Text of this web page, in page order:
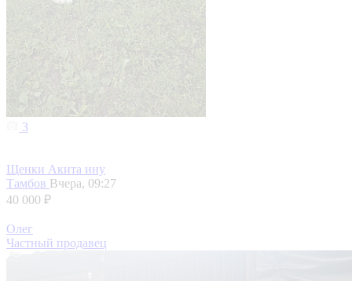
3
Щенки Акита ину
Тамбов Вчера, 09:27
40 000 ₽
Олег
Частный продавец